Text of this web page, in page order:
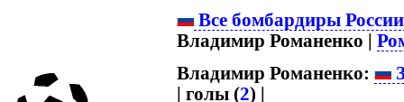
Все бомбардиры
Владимир Романенко |
Владимир Романенко:
| голы (2) |